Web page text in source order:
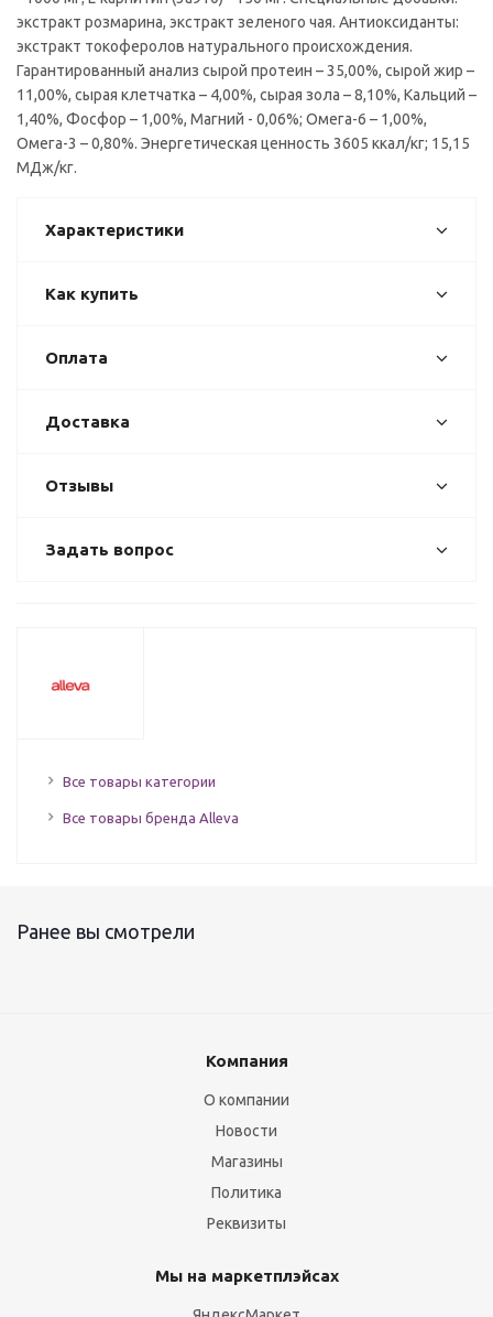
экстракт розмарина, экстракт зеленого чая. Антиоксиданты:
экстракт токоферолов натурального происхождения.
Гарантированный анализ сырой протеин – 35,00%, сырой жир –
11,00%, сырая клетчатка – 4,00%, сырая зола – 8,10%, Кальций –
1,40%, Фосфор – 1,00%, Магний - 0,06%; Омега-6 – 1,00%,
Омега-3 – 0,80%. Энергетическая ценность 3605 ккал/кг; 15,15
МДж/кг.
Характеристики
Как купить
Оплата
Доставка
Отзывы
Задать вопрос
Все товары категории
Все товары бренда Alleva
Ранее вы смотрели
Компания
О компании
Новости
Магазины
Политика
Реквизиты
Мы на маркетплэйсах